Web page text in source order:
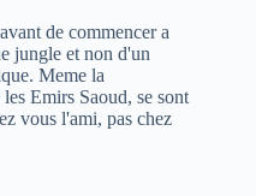
de commencer a
jungle et non d'un
Meme la
Emirs Saoud, se sont
vous l'ami, pas chez